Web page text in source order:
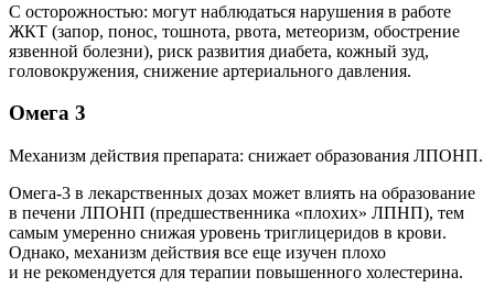
С осторожностью: могут наблюдаться нарушения в работе
ЖКТ (запор, понос, тошнота, рвота, метеоризм, обострение
язвенной болезни), риск развития диабета, кожный зуд,
головокружения, снижение артериального давления.
Омега 3
Механизм действия препарата: снижает образования ЛПОНП.
Омега-3 в лекарственных дозах может влиять на образование
в печени ЛПОНП (предшественника «плохих» ЛПНП), тем
самым умеренно снижая уровень триглицеридов в крови.
Однако, механизм действия все еще изучен плохо
и не рекомендуется для терапии повышенного холестерина.